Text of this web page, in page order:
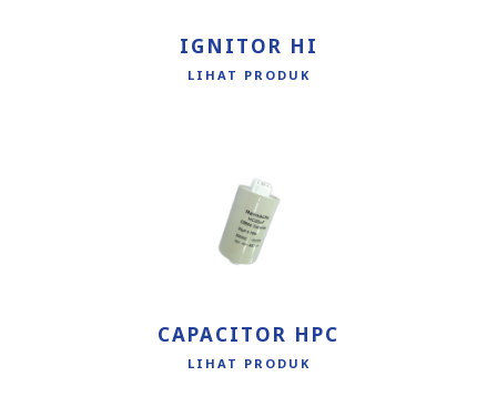
IGNITOR HI
LIHAT PRODUK
CAPACITOR HPC
LIHAT PRODUK